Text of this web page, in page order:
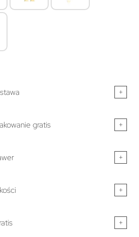
+
gratis +
+
+
+